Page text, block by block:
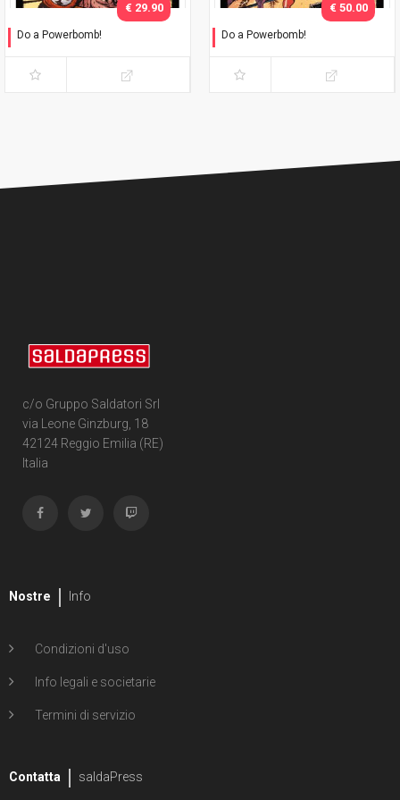
Do a Powerbomb!
€ 29.90
Do a Powerbomb!
€ 50.00
c/o Gruppo Saldatori Srl
via Leone Ginzburg, 18
42124 Reggio Emilia (RE)
Italia
Nostre Info
Condizioni d'uso
Info legali e societarie
Termini di servizio
Contatta saldaPress